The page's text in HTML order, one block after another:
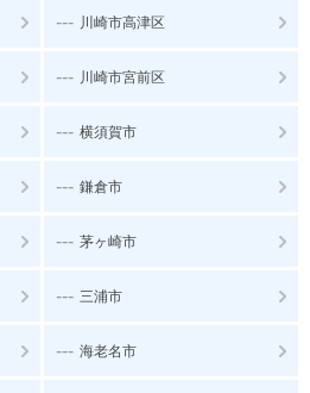
--- 川崎市高津区
--- 川崎市宮前区
--- 横須賀市
--- 鎌倉市
--- 茅ヶ崎市
--- 三浦市
--- 海老名市